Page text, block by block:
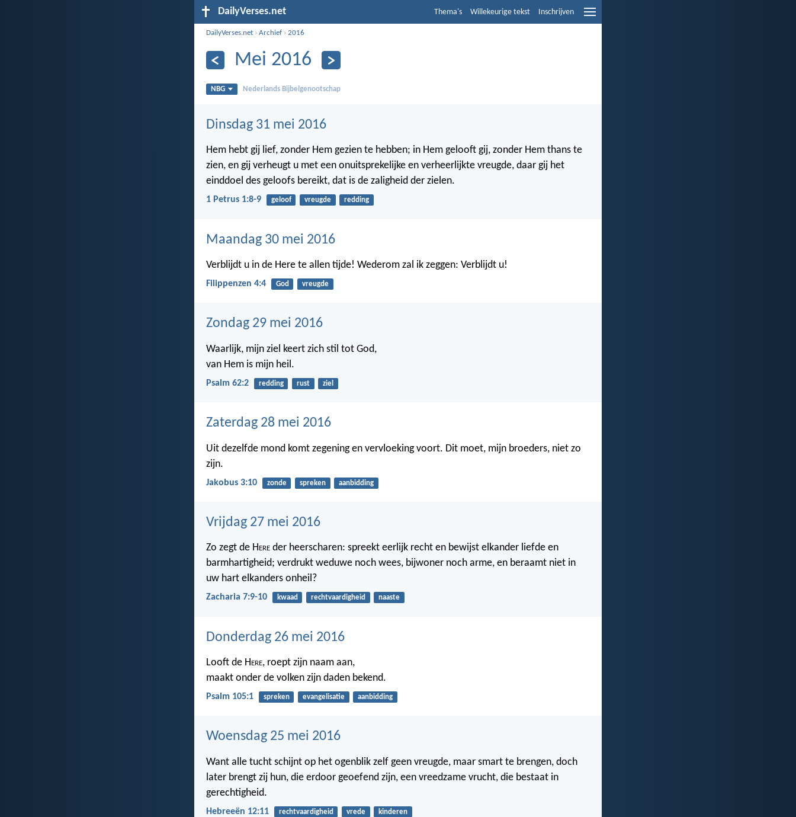
DailyVerses.net Thema's Willekeurige tekst Inschrijven
DailyVerses.net ›Archief ›2016
Mei 2016
NBG Nederlands Bijbelgenootschap
Dinsdag 31 mei 2016
Hem hebt gij lief, zonder Hem gezien te hebben; in Hem gelooft gij, zonder Hem thans te
zien, en gij verheugt u met een onuitsprekelijke en verheerlijkte vreugde, daar gij het
einddoel des geloofs bereikt, dat is de zaligheid der zielen.
1 Petrus 1:8-9 geloof vreugde redding
Maandag 30 mei 2016
Verblijdt u in de Here te allen tijde! Wederom zal ik zeggen: Verblijdt u!
Filippenzen 4:4 God vreugde
Zondag 29 mei 2016
Waarlijk, mijn ziel keert zich stil tot God,
van Hem is mijn heil.
Psalm 62:2 redding rust ziel
Zaterdag 28 mei 2016
Uit dezelfde mond komt zegening en vervloeking voort. Dit moet, mijn broeders, niet zo
zijn.
Jakobus 3:10 zonde spreken aanbidding
Vrijdag 27 mei 2016
Zo zegt de Here der heerscharen: spreekt eerlijk recht en bewijst elkander liefde en
barmhartigheid; verdrukt weduwe noch wees, bijwoner noch arme, en beraamt niet in
uw hart elkanders onheil?
Zacharia 7:9-10 kwaad rechtvaardigheid naaste
Donderdag 26 mei 2016
Looft de Here, roept zijn naam aan,
maakt onder de volken zijn daden bekend.
Psalm 105:1 spreken evangelisatie aanbidding
Woensdag 25 mei 2016
Want alle tucht schijnt op het ogenblik zelf geen vreugde, maar smart te brengen, doch
later brengt zij hun, die erdoor geoefend zijn, een vreedzame vrucht, die bestaat in
gerechtigheid.
Hebreeën 12:11 rechtvaardigheid vrede kinderen